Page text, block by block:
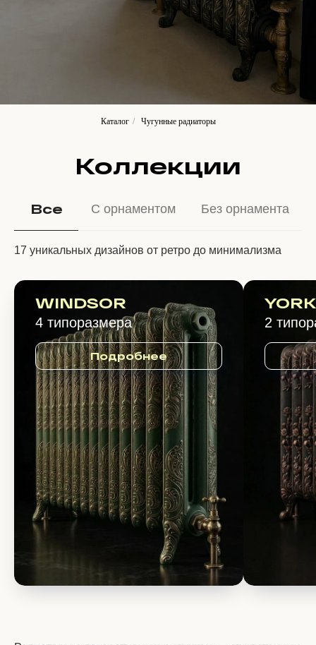
Каталог / Чугунные радиаторы
Коллекции
Все С орнаментом Без орнамента
17 уникальных дизайнов от ретро до минимализма
WINDSOR
4 типоразмера
Подробнее
YORK
2